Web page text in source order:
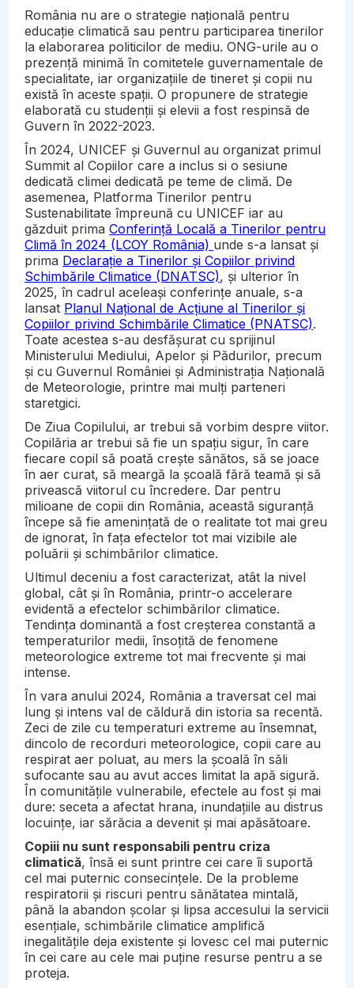
România nu are o strategie națională pentru
educație climatică sau pentru participarea tinerilor
la elaborarea politicilor de mediu. ONG-urile au o
prezență minimă în comitetele guvernamentale de
specialitate, iar organizațiile de tineret și copii nu
există în aceste spații. O propunere de strategie
elaborată cu studenții și elevii a fost respinsă de
Guvern în 2022-2023.
În 2024, UNICEF și Guvernul au organizat primul
Summit al Copiilor care a inclus si o sesiune
dedicată climei dedicată pe teme de climă. De
asemenea, Platforma Tinerilor pentru
Sustenabilitate împreună cu UNICEF iar au
găzduit primaConferință Locală a Tinerilor pentru
Climă în 2024 (LCOY România) unde s-a lansat și
prima Declarație a Tinerilor și Copiilor privind
Schimbările Climatice (DNATSC), și ulterior în
2025, în cadrul aceleași conferințe anuale, s-a
lansat Planul Național de Acțiune al Tinerilor și
Copiilor privind Schimbările Climatice (PNATSC).
Toate acestea s-au desfășurat cu sprijinul
Ministerului Mediului, Apelor și Pădurilor, precum
și cu Guvernul României și Administrația Națională
de Meteorologie, printre mai mulți parteneri
staretgici.
De Ziua Copilului, ar trebui să vorbim despre viitor.
Copilăria ar trebui să fie un spațiu sigur, în care
fiecare copil să poată crește sănătos, să se joace
în aer curat, să meargă la școală fără teamă și să
privească viitorul cu încredere. Dar pentru
milioane de copii din România, această siguranță
începe să fie amenințată de o realitate tot mai greu
de ignorat, în fața efectelor tot mai vizibile ale
poluării și schimbărilor climatice.
Ultimul deceniu a fost caracterizat, atât la nivel
global, cât și în România, printr-o accelerare
evidentă a efectelor schimbărilor climatice.
Tendința dominantă a fost creșterea constantă a
temperaturilor medii, însoțită de fenomene
meteorologice extreme tot mai frecvente și mai
intense.
În vara anului 2024, România a traversat cel mai
lung și intens val de căldură din istoria sa recentă.
Zeci de zile cu temperaturi extreme au însemnat,
dincolo de recorduri meteorologice, copii care au
respirat aer poluat, au mers la școală în săli
sufocante sau au avut acces limitat la apă sigură.
În comunitățile vulnerabile, efectele au fost și mai
dure: seceta a afectat hrana, inundațiile au distrus
locuințe, iar sărăcia a devenit și mai apăsătoare.
Copiii nu sunt responsabili pentru criza
climatică, însă ei sunt printre cei care îi suportă
cel mai puternic consecințele. De la probleme
respiratorii și riscuri pentru sănătatea mintală,
până la abandon școlar și lipsa accesului la servicii
esențiale, schimbările climatice amplifică
inegalitățile deja existente și lovesc cel mai puternic
în cei care au cele mai puține resurse pentru a se
proteja.